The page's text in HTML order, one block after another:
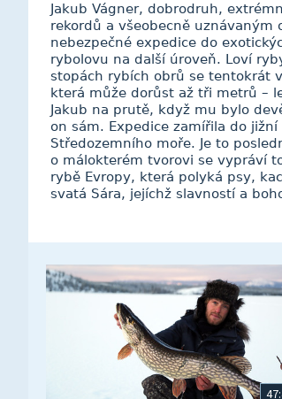
Jakub Vágner, dobrodruh,
rekordů a všeobecně
nebezpečné expedice do
rybolovu na další úroveň. Loví
stopách rybích obrů se tentokrát
která může dorůst až tři metrů –
Jakub na prutě, když mu bylo
on sám. Expedice zamířila do
Středozemního moře. Je to
o málokterém tvorovi se vypráví
rybě Evropy, která polyká psy,
svatá Sára, jejíchž slavností a